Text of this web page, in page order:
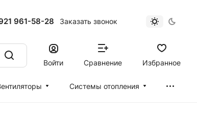
961-58-28 Заказать звонок
Войти Сравнение Избранное
Cистемы отопления